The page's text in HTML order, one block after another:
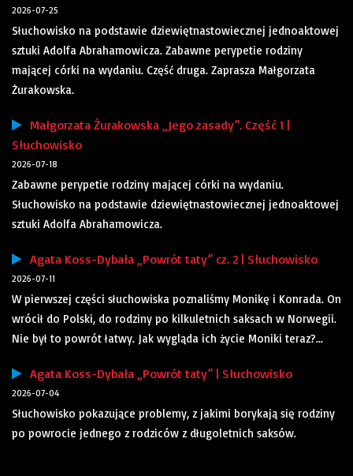
2026-07-25
Słuchowisko na podstawie dziewiętnastowiecznej jednoaktowej
sztuki Adolfa Abrahamowicza. Zabawne perypetie rodziny
mającej córki na wydaniu. Część druga. Zaprasza Małgorzata
Żurakowska.
Małgorzata Żurakowska „Jego zasady”. Część 1 |
Słuchowisko
2026-07-18
Zabawne perypetie rodziny mającej córki na wydaniu.
Słuchowisko na podstawie dziewiętnastowiecznej jednoaktowej
sztuki Adolfa Abrahamowicza.
Agata Koss-Dybała „Powrót taty” cz. 2 | Słuchowisko
2026-07-11
W pierwszej części słuchowiska poznaliśmy Monikę i Konrada. On
wrócił do Polski, do rodziny po kilkuletnich saksach w Norwegii.
Nie był to powrót łatwy. Jak wygląda ich życie Moniki teraz?...
Agata Koss-Dybała „Powrót taty” | Słuchowisko
2026-07-04
Słuchowisko pokazujące problemy, z jakimi borykają się rodziny
po powrocie jednego z rodziców z długoletnich saksów.